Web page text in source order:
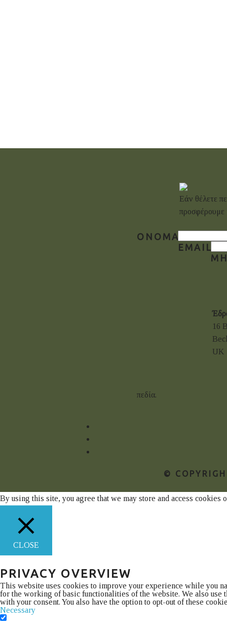
Εάν θέλετε
προσφέρουμε
ΌΝΟΜΑ
EMAIL
16
UK
πεδία.
©
By using this site, you agree that we may store and access cookies
CLOSE
PRIVACY OVERVIEW
This website uses cookies to improve your experience while you
for the working of basic functionalities of the website. We also
with your consent. You also have the option to opt-out of these
Necessary